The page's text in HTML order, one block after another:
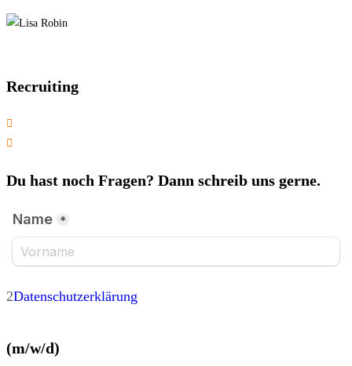
Recruiting
Du hast noch Fragen? Dann schreib uns gerne.
2Datenschutzerklärung
(m/w/d)